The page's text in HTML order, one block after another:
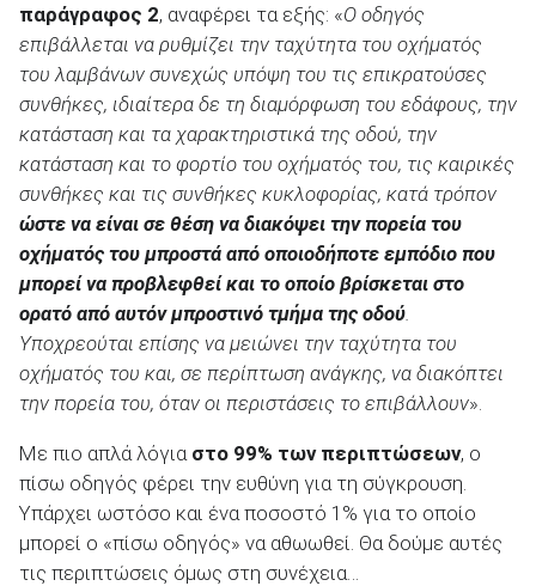
παράγραφος 2, αναφέρει τα εξής: «Ο οδηγός
επιβάλλεται να ρυθμίζει την ταχύτητα του οχήματός
του λαμβάνων συνεχώς υπόψη του τις επικρατούσες
συνθήκες, ιδιαίτερα δε τη διαμόρφωση του εδάφους, την
κατάσταση και τα χαρακτηριστικά της οδού, την
κατάσταση και το φορτίο του οχήματός του, τις καιρικές
συνθήκες και τις συνθήκες κυκλοφορίας, κατά τρόπον
ώστε να είναι σε θέση να διακόψει την πορεία του
οχήματός του μπροστά από οποιοδήποτε εμπόδιο που
μπορεί να προβλεφθεί και το οποίο βρίσκεται στο
ορατό από αυτόν μπροστινό τμήμα της οδού
Υποχρεούται επίσης να μειώνει την ταχύτητα του
οχήματός του και, σε περίπτωση ανάγκης, να διακόπτει
την πορεία του, όταν οι περιστάσεις το επιβάλλουν».
Με πιο απλά λόγια στο 99% των περιπτώσεων, ο
πίσω οδηγός φέρει την ευθύνη για τη σύγκρουση.
Υπάρχει ωστόσο και ένα ποσοστό 1% για το οποίο
μπορεί ο «πίσω οδηγός» να αθωωθεί. Θα δούμε αυτές
τις περιπτώσεις όμως στη συνέχεια…